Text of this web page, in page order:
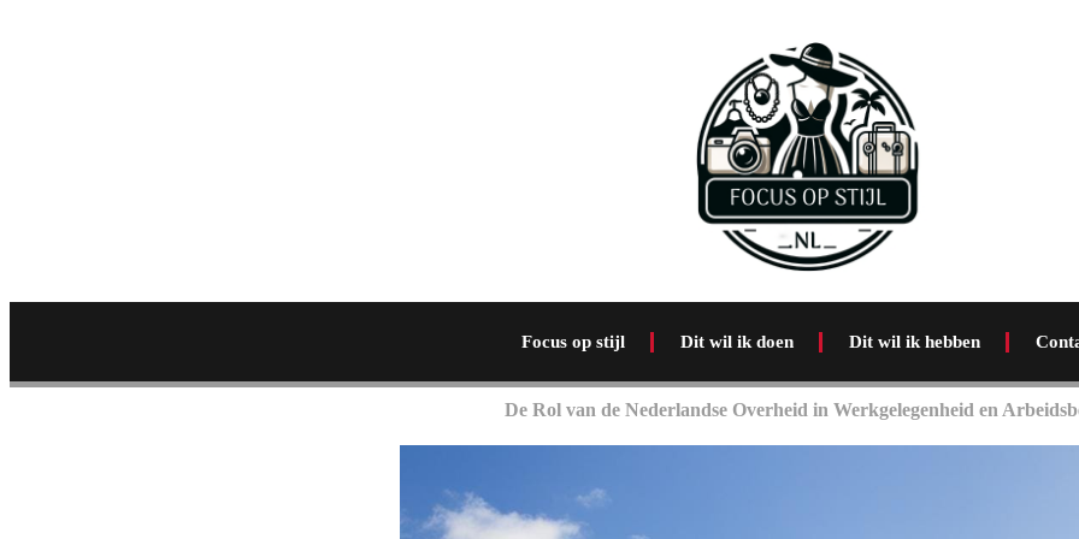
Focus op stijl Dit wil ik doen Dit wil ik hebben
De Rol van de Nederlandse Overheid in Werkgelegenheid en